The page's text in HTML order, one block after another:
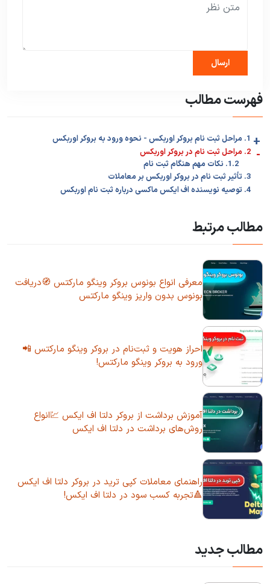
فهرست مطالب
1. مراحل ثبت نام بروکر اوربکس - نحوه ورود به بروکر اوربکس +
2. مراحل ثبت نام در بروکر اوربکس -
1.2. نکات مهم هنگام ثبت نام
3. تأثیر ثبت نام در بروکر اوربکس بر معاملات
4. توصیه نویسنده اف ایکس ماکسی درباره ثبت نام اوربکس
مطالب مرتبط
معرفی انواع بونوس بروکر وینگو مارکتس 🧭دریافت
بونوس بدون واریز وینگو مارکتس
احراز هویت و ثبت‌نام در بروکر وینگو مارکتس 📲
ورود به بروکر وینگو مارکتس!
آموزش برداشت از بروکر دلتا اف ایکس 💹انواع
روش‌های برداشت در دلتا اف ایکس
راهنمای معاملات کپی ترید در بروکر دلتا اف ایکس
🔺تجربه کسب سود در دلتا اف ایکس!
مطالب جدید